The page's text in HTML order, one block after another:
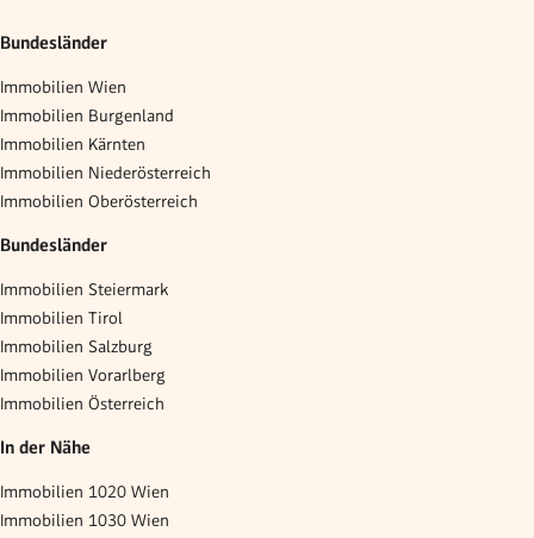
Bundesländer
Immobilien Wien
Immobilien Burgenland
Immobilien Kärnten
Immobilien Niederösterreich
Immobilien Oberösterreich
Bundesländer
Immobilien Steiermark
Immobilien Tirol
Immobilien Salzburg
Immobilien Vorarlberg
Immobilien Österreich
In der Nähe
Immobilien 1020 Wien
Immobilien 1030 Wien